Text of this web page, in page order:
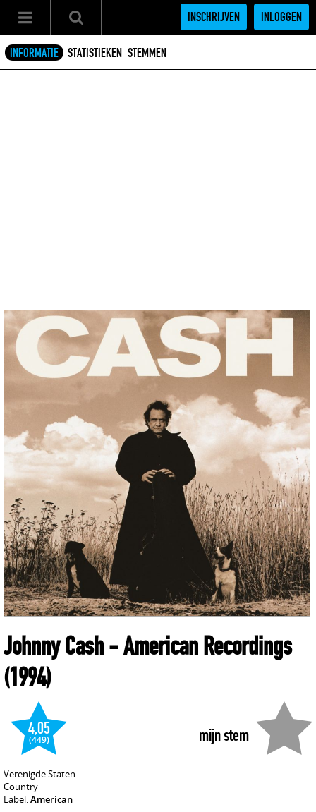
INSCHRIJVEN INLOGGEN
INFORMATIE STATISTIEKEN STEMMEN
Johnny Cash- American Recordings
(1994)
mijn stem
4,05
(449)
Verenigde Staten
Country
Label:American